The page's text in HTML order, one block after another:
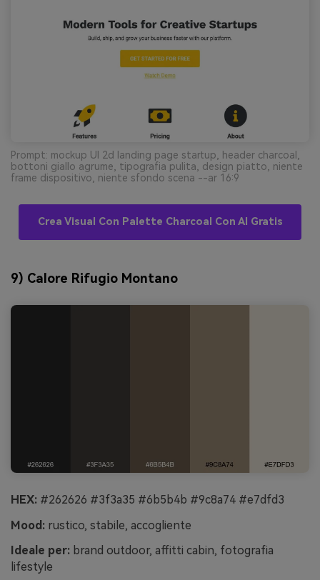
Prompt: mockup UI 2d landing page startup, header charcoal,
bottoni giallo agrume, tipografia pulita, design piatto, niente
frame dispositivo, niente sfondo scena --ar 16:9
Crea Visual Con Palette Charcoal Con AI Gratis
9) Calore Rifugio Montano
HEX: #262626 #3f3a35 #6b5b4b #9c8a74 #e7dfd3
Mood: rustico, stabile, accogliente
Ideale per: brand outdoor, affitti cabin, fotografia
lifestyle